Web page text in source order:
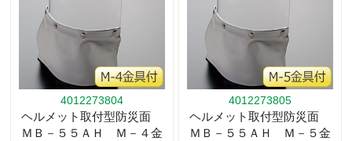
4012273804
ヘルメット取付型防災面
ＭＢ－５５ＡＨ Ｍ－４金
4012273805
ヘルメット取付型防災面
ＭＢ－５５ＡＨ Ｍ－５金